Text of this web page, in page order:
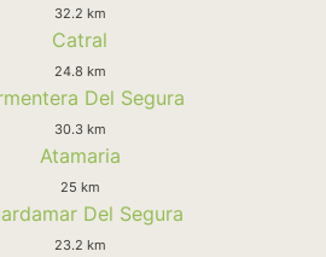
32.2 km
Catral
24.8 km
Del Segura
30.3 km
Atamaria
25 km
Del Segura
23.2 km